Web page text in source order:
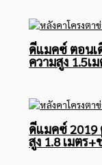
ดีแมคซ์ ตอนเ
ความสูง 1.5เ
ดีแมคซ์ 2019
สูง 1.8 เมตร